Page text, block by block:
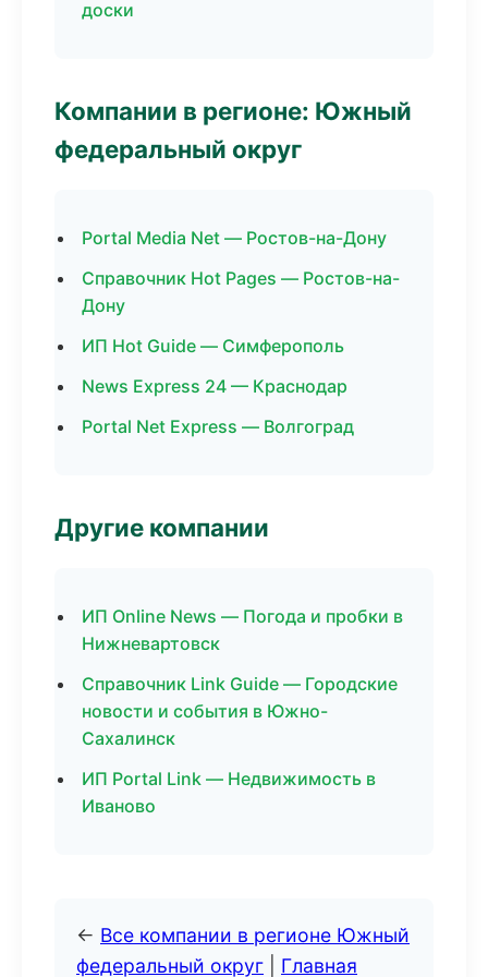
доски
Компании в регионе: Южный
федеральный округ
Portal Media Net — Ростов-на-Дону
Справочник Hot Pages — Ростов-на-
Дону
ИП Hot Guide — Симферополь
News Express 24 — Краснодар
Portal Net Express — Волгоград
Другие компании
ИП Online News — Погода и пробки в
Нижневартовск
Справочник Link Guide — Городские
новости и события в Южно-
Сахалинск
ИП Portal Link — Недвижимость в
Иваново
← Все компании в регионе Южный
федеральный округ
Главная